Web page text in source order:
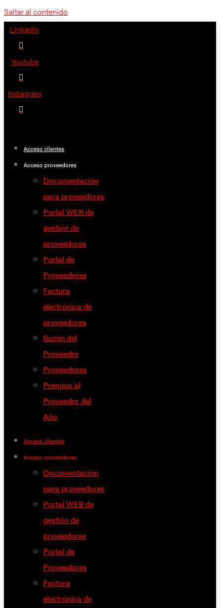
Saltar al contenido
Linkedin
Youtube
Instagram
Acceso clientes
Acceso proveedores
Documentación
para proveedores
Portal WEB de
gestión de
proveedores
Portal de
Proveedores
Factura
electrónica de
proveedores
Buzón del
Proveedor
Proveedores
Premios al
Proveedor del
Año
Acceso clientes
Acceso proveedores
Documentación
para proveedores
Portal WEB de
gestión de
proveedores
Portal de
Proveedores
Factura
electrónica de